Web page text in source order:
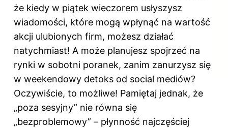
że kiedy w piątek wieczorem usłyszysz
wiadomości, które mogą wpłynąć na wartość
akcji ulubionych firm, możesz działać
natychmiast! A może planujesz spojrzeć na
rynki w sobotni poranek, zanim zanurzysz się
w weekendowy detoks od social mediów?
Oczywiście, to możliwe! Pamiętaj jednak, że
„poza sesyjny” nie równa się
„bezproblemowy” – płynność najczęściej